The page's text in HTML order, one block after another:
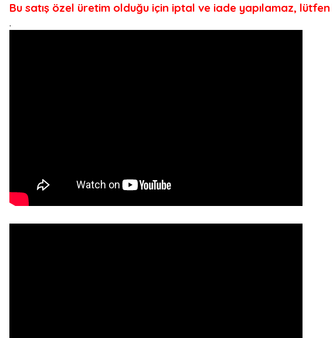
Bu satış özel üretim olduğu için iptal ve iade yapılamaz, lütfen
.